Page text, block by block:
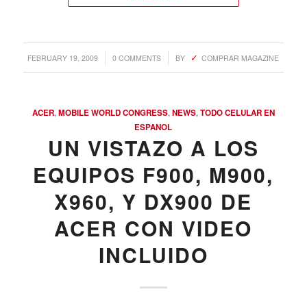
FEBRUARY 19, 2009
/ 0 COMMENTS
/ BY COMPRAR MAGAZINE
ACER,MOBILE WORLD CONGRESS,NEWS,TODO CELULAR EN
ESPANOL
UN VISTAZO A LOS
EQUIPOS F900, M900,
X960, Y DX900 DE
ACER CON VIDEO
INCLUIDO